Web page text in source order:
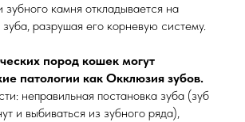
зубного камня откладывается на
разрушая его корневую систему.
пород кошек могут
патологии как Окклюзия зубов.
неправильная постановка зуба (зуб
и выбиваться из зубного ряда),